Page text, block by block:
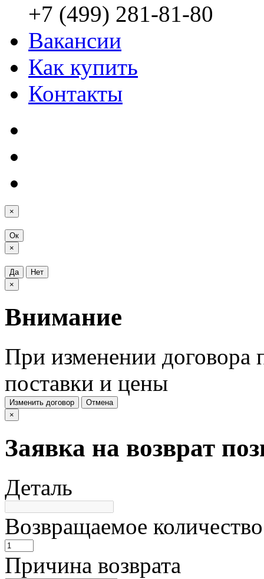
+7 (499) 281-81-80
Вакансии
Как купить
Контакты
×
Ок
×
Да
Нет
×
Внимание
При изменении договора
поставки и цены
Изменить договор
Отмена
×
Заявка на возврат
Деталь
Возвращаемое количество
Причина возврата